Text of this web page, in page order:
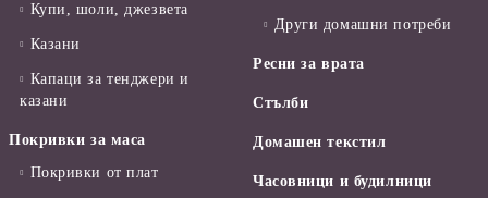
Купи, шоли, джезвета
Казани
Капаци за тенджери и
казани
Покривки за маса
Покривки от плат
Други домашни потреби
Ресни за врата
Стълби
Домашен текстил
Часовници и будилници